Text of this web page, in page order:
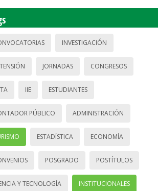
INVESTIGACIÓN
JORNADAS CONGRESOS
IIE ESTUDIANTES
PÚBLICO ADMINISTRACIÓN
ESTADÍSTICA ECONOMÍA
POSGRADO POSTÍTULOS
Y TECNOLOGÍA INSTITUCIONALES